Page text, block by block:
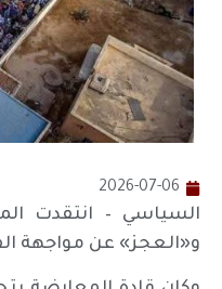
2026-07-06
السياسي – انتقدت
و«العجز» عن مواجهة